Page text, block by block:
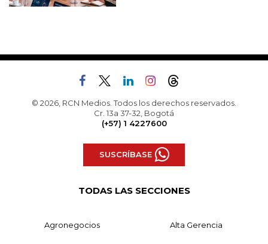
© 2026, RCN Medios. Todos los derechos reservados.
Cr. 13a 37-32, Bogotá
(+57) 1 4227600
SUSCRÍBASE
TODAS LAS SECCIONES
Agronegocios Alta Gerencia